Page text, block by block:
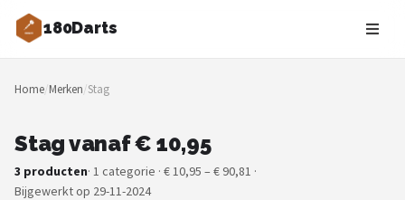
180Darts
Zoeken
NAVIGATIE
Merken
Home/Merken/Stag
Stag vanaf € 10,95
3 producten· 1 categorie · € 10,95 – € 90,81 ·
Bijgewerkt op 29-11-2024